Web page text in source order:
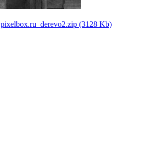
pixelbox.ru_derevo2.zip (3128 Kb)